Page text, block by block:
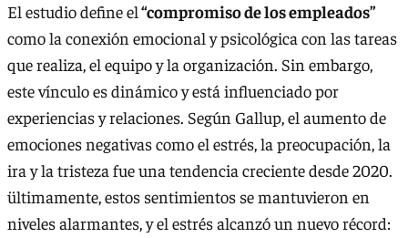
El estudio define el“compromiso de los empleados”
como la conexión emocional y psicológica con las tareas
que realiza, el equipo y la organización. Sin embargo,
este vínculo es dinámico y está influenciado por
experiencias y relaciones. Según Gallup, el aumento de
emociones negativas como el estrés, la preocupación, la
ira y la tristeza fue una tendencia creciente desde 2020.
ültimamente, estos sentimientos se mantuvieron en
niveles alarmantes, y el estrés alcanzó un nuevo récord: